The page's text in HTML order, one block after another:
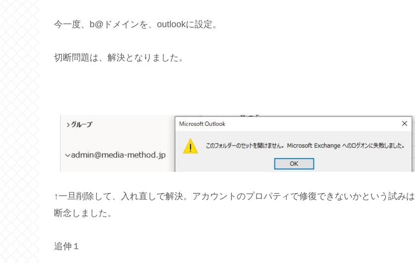
今一度、b@ドメインを、outlookに設定。
切断問題は、解決となりました。
↑一旦削除して、入れ直しで解決。アカウントのプロパティで修復できないかという試みは
断念しました。
追伸１